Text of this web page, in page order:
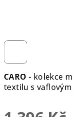
CARO - kolekce
textilu s